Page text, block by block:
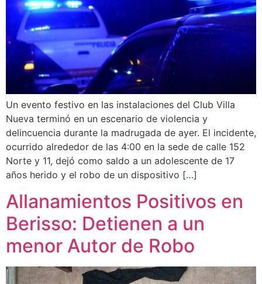
Un evento festivo en las instalaciones del Club Villa
Nueva terminó en un escenario de violencia y
delincuencia durante la madrugada de ayer. El incidente,
ocurrido alrededor de las 4:00 en la sede de calle 152
Norte y 11, dejó como saldo a un adolescente de 17
años herido y el robo de un dispositivo […]
Allanamientos Positivos en
Berisso: Detienen a un
menor Autor de Robo